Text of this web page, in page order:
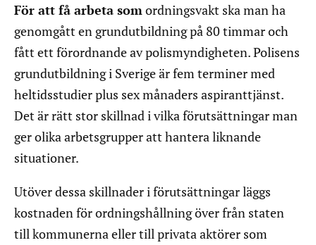
För att få arbeta som ordningsvakt ska man ha
genomgått en grundutbildning på 80 timmar och
fått ett förordnande av polismyndigheten. Polisens
grundutbildning i Sverige är fem terminer med
heltidsstudier plus sex månaders aspiranttjänst.
Det är rätt stor skillnad i vilka förutsättningar man
ger olika arbetsgrupper att hantera liknande
situationer.
Utöver dessa skillnader i förutsättningar läggs
kostnaden för ordningshållning över från staten
till kommunerna eller till privata aktörer som